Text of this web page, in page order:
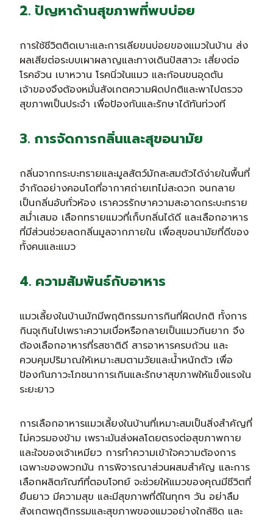
2. ปัญหาด้านสุขภาพที่พบบ่อย
การใช้ชีวิตติดเบาะและการเลียขนบ่อยของแมวในบ้าน ส่ง
ผลเสียต่อระบบเผาผลาญและทางเดินปัสสาวะ เสี่ยงต่อ
โรคอ้วน เบาหวาน โรคนิ่วในแมว และก้อนขนอุดตัน
เจ้าของจึงต้องหมั่นสังเกตความผิดปกติและพาไปตรวจ
สุขภาพเป็นประจำ เพื่อป้องกันและรักษาได้ทันท่วงที
3. การจัดการกลิ่นและสุขอนามัย
กลิ่นจากกระบะทรายและมูลสัตว์มักสะสมตัวได้ง่ายในพื้นที่
จำกัดอย่างคอนโดที่อากาศถ่ายเทไม่สะดวก จนกลาย
เป็นกลิ่นอับทั่วห้อง เราควรรักษาความสะอาดกระบะทราย
สม่ำเสมอ เลือกทรายแมวที่เก็บกลิ่นได้ดี และเลือกอาหาร
ที่มีส่วนช่วยลดกลิ่นมูลจากภายใน เพื่อสุขอนามัยที่ดีของ
ทั้งคนและแมว
4. ความสัมพันธ์กับอาหาร
แมวเลี้ยงในบ้านมักมีพฤติกรรมการกินที่ผิดปกติ ทั้งการ
กินจุเกินไปเพราะความเบื่อหรือกลายเป็นแมวกินยาก จึง
ต้องเลือกอาหารที่รสชาติดี สารอาหารครบถ้วน และ
ควบคุมปริมาณให้เหมาะสมตามวัยและน้ำหนักตัว เพื่อ
ป้องกันภาวะโภชนาการเกินและรักษาสุขภาพให้แข็งแรงใน
ระยะยาว
การเลือกอาหารแมวเลี้ยงในบ้านที่เหมาะสมเป็นสิ่งสำคัญที่
ไม่ควรมองข้าม เพราะมันส่งผลโดยตรงต่อสุขภาพกาย
และใจของเจ้าเหมียว การทำความเข้าใจความต้องการ
เฉพาะของพวกมัน การพิจารณาส่วนผสมสำคัญ และการ
เลือกผลิตภัณฑ์ที่ตอบโจทย์ จะช่วยให้แมวของคุณมีชีวิตที่
ยืนยาว มีความสุข และมีสุขภาพที่ดีในทุกๆ วัน อย่าลืม
สังเกตพฤติกรรมและสุขภาพของแมวอย่างใกล้ชิด และ